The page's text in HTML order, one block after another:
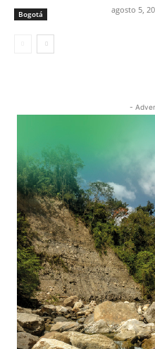
Bogotá agosto 5,
-